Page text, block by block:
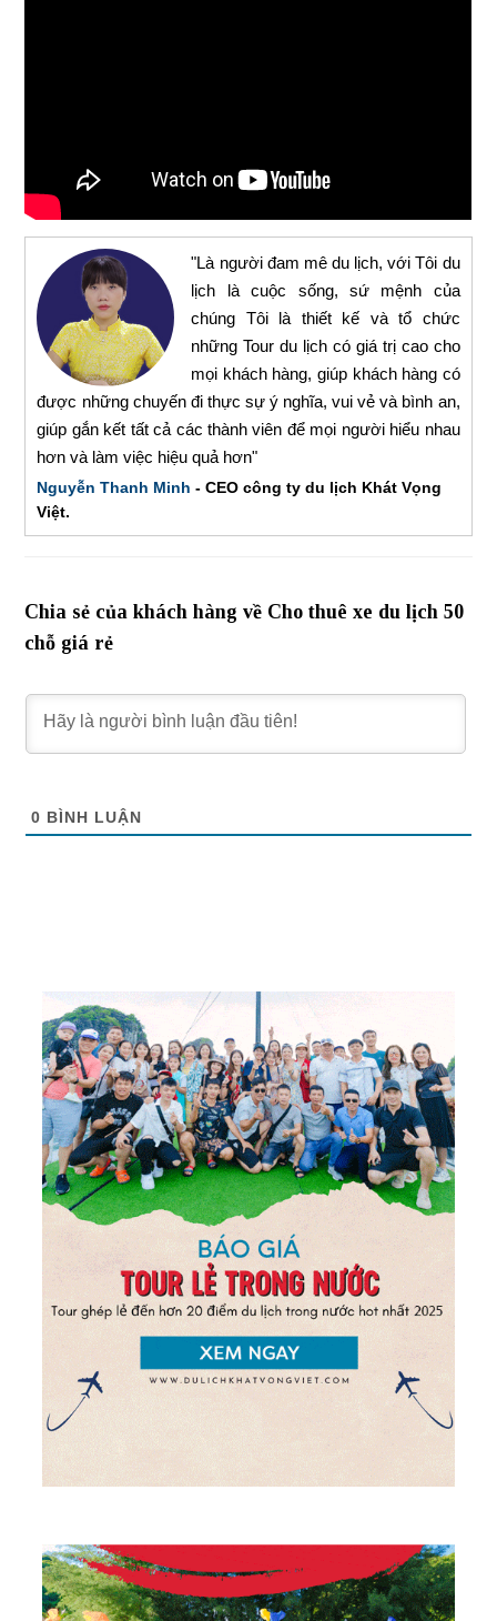
"Là người đam mê du lịch, với Tôi du
lịch là cuộc sống, sứ mệnh của
chúng Tôi là thiết kế và tổ chức
những Tour du lịch có giá trị cao cho
mọi khách hàng, giúp khách hàng có
được những chuyến đi thực sự ý nghĩa, vui vẻ và bình an,
giúp gắn kết tất cả các thành viên để mọi người hiểu nhau
hơn và làm việc hiệu quả hơn"
Nguyễn Thanh Minh - CEO công ty du lịch Khát Vọng
Việt.
Chia sẻ của khách hàng về Cho thuê xe du lịch 50
chỗ giá rẻ
0 BÌNH LUẬN